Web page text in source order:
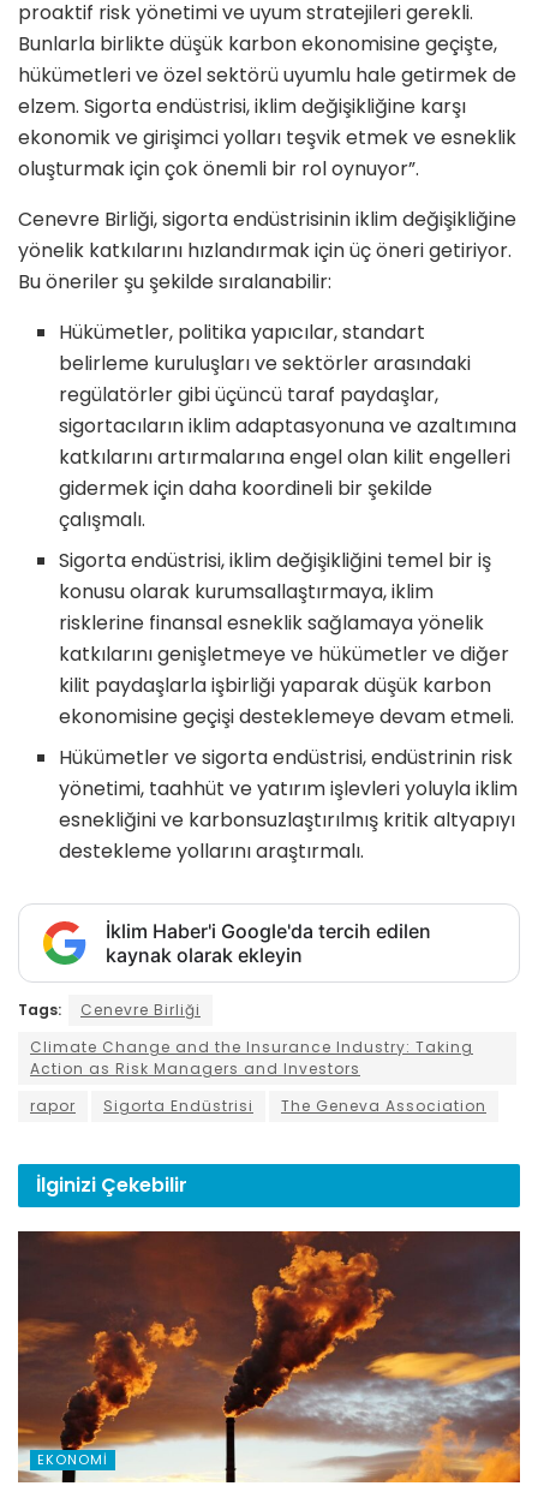
proaktif risk yönetimi ve uyum stratejileri gerekli.
Bunlarla birlikte düşük karbon ekonomisine geçişte,
hükümetleri ve özel sektörü uyumlu hale getirmek de
elzem. Sigorta endüstrisi, iklim değişikliğine karşı
ekonomik ve girişimci yolları teşvik etmek ve esneklik
oluşturmak için çok önemli bir rol oynuyor”.
Cenevre Birliği, sigorta endüstrisinin iklim değişikliğine
yönelik katkılarını hızlandırmak için üç öneri getiriyor.
Bu öneriler şu şekilde sıralanabilir:
Hükümetler, politika yapıcılar, standart
belirleme kuruluşları ve sektörler arasındaki
regülatörler gibi üçüncü taraf paydaşlar,
sigortacıların iklim adaptasyonuna ve azaltımına
katkılarını artırmalarına engel olan kilit engelleri
gidermek için daha koordineli bir şekilde
çalışmalı.
Sigorta endüstrisi, iklim değişikliğini temel bir iş
konusu olarak kurumsallaştırmaya, iklim
risklerine finansal esneklik sağlamaya yönelik
katkılarını genişletmeye ve hükümetler ve diğer
kilit paydaşlarla işbirliği yaparak düşük karbon
ekonomisine geçişi desteklemeye devam etmeli.
Hükümetler ve sigorta endüstrisi, endüstrinin risk
yönetimi, taahhüt ve yatırım işlevleri yoluyla iklim
esnekliğini ve karbonsuzlaştırılmış kritik altyapıyı
destekleme yollarını araştırmalı.
İklim Haber'i Google'da tercih edilen
kaynak olarak ekleyin
Tags:
Cenevre Birliği
Climate Change and the Insurance Industry: Taking
Action as Risk Managers and Investors
rapor
Sigorta Endüstrisi The Geneva Association
İlginizi Çekebilir
EKONOMI